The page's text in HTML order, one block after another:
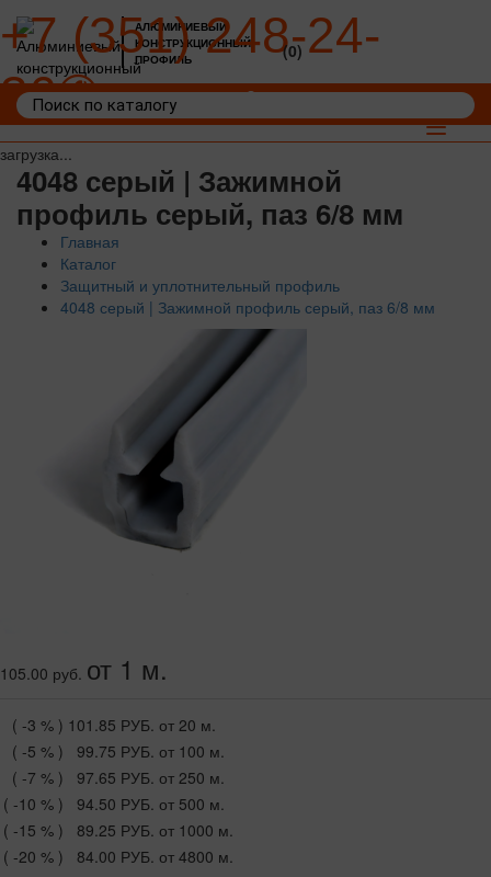
загрузка...
АЛЮМИНИЕВЫЙ
КОНСТРУКЦИОННЫЙ
ПРОФИЛЬ
+7 (351) 248-24-
36
(0)
Toggle
4048 серый | Зажимной
профиль серый, паз 6/8 мм
Главная
Каталог
Защитный и уплотнительный профиль
4048 серый | Зажимной профиль серый, паз 6/8 мм
105.00 руб. от 1 м.
( -3 % ) 101.85 РУБ. от 20 м.
( -5 % )
99.75 РУБ. от 100 м.
( -7 % )
97.65 РУБ. от 250 м.
( -10 % )
94.50 РУБ. от 500 м.
( -15 % )
89.25 РУБ. от 1000 м.
( -20 % )
84.00 РУБ. от 4800 м.